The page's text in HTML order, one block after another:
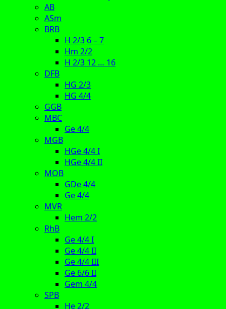
AB
ASm
BRB
H 2/3 6 – 7
Hm 2/2
H 2/3 12 … 16
DFB
HG 2/3
HG 4/4
GGB
MBC
Ge 4/4
MGB
HGe 4/4 I
HGe 4/4 II
MOB
GDe 4/4
Ge 4/4
MVR
Hem 2/2
RhB
Ge 4/4 I
Ge 4/4 II
Ge 4/4 III
Ge 6/6 II
Gem 4/4
SPB
He 2/2